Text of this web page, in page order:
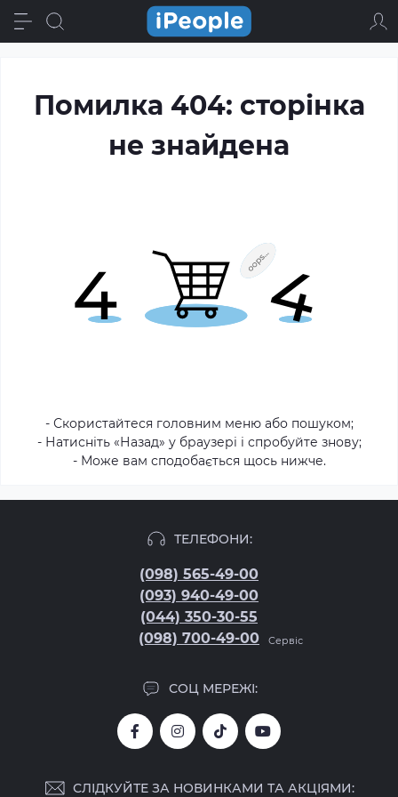
Помилка 404: сторінка
не знайдена
- Скористайтеся головним меню або пошуком;
- Натисніть «Назад» у браузері і спробуйте знову;
- Може вам сподобається щось нижче.
ТЕЛЕФОНИ:
(098) 565-49-00
(093) 940-49-00
(044) 350-30-55
(098) 700-49-00
Сервіс
СОЦ МЕРЕЖІ:
СЛІДКУЙТЕ ЗА НОВИНКАМИ ТА АКЦІЯМИ: